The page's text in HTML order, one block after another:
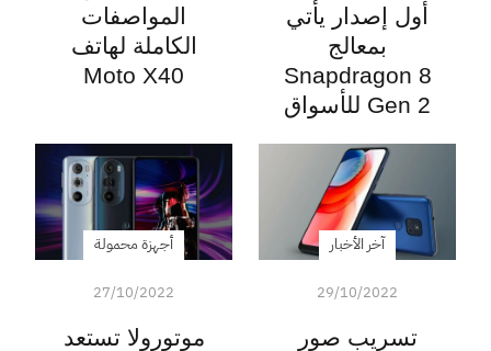
أول إصدار يأتي
بمعالج
Snapdragon 8
Gen 2 للأسواق
المواصفات
الكاملة لهاتف
Moto X40
آخر الأخبار
29/10/2022
تسريب صور
أجهزة محمولة
27/10/2022
موتورولا تستعد